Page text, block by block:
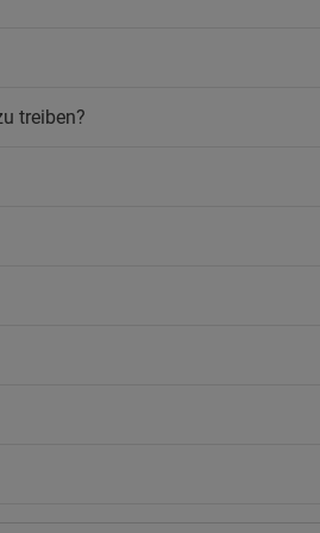
Babysitter-Service
treiben?